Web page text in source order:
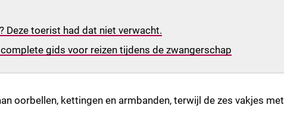
Deze toerist had dat niet verwacht.
gids voor reizen tijdens de zwangerschap
oorbellen, kettingen en armbanden, terwijl de zes vakjes met